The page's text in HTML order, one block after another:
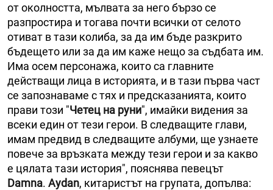
от околността, мълвата за него бързо се
разпростира и тогава почти всички от селото
отиват в тази колиба, за да им бъде разкрито
бъдещето или за да им каже нещо за съдбата им.
Има осем персонажа, които са главните
действащи лица в историята, и в тази първа част
се запознаваме с тях и предсказанията, които
прави този "Четец на руни", имайки видения за
всеки един от тези герои. В следващите глави,
имам предвид в следващите албуми, ще узнаете
повече за връзката между тези герои и за какво
е цялата тази история", пояснява певецът
Damna. Aydan, китаристът на групата, допълва: